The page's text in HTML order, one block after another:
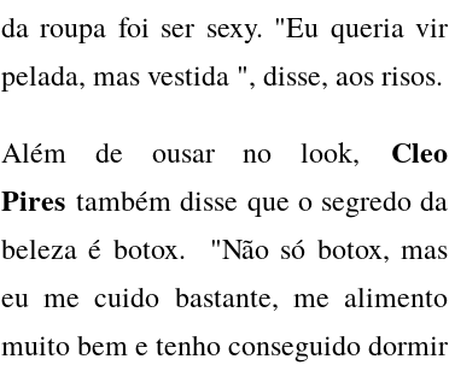
da roupa foi ser sexy. "Eu queria vir
pelada, mas vestida ", disse, aos risos.
Além de ousar no look, Cleo
Pires também disse que o segredo da
beleza é botox. "Não só botox, mas
eu me cuido bastante, me alimento
muito bem e tenho conseguido dormir